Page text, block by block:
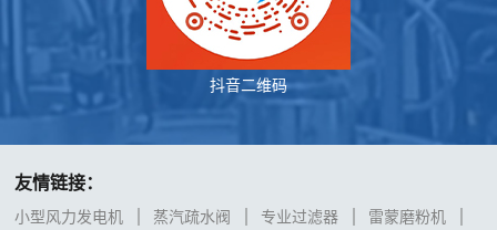
抖音二维码
友情链接：
小型风力发电机 蒸汽疏水阀 专业过滤器
雷蒙磨粉机